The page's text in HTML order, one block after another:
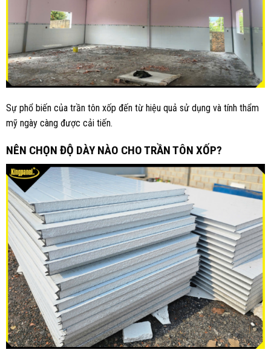
Sự phổ biến của trần tôn xốp đến từ hiệu quả sử dụng và tính thẩm
mỹ ngày càng được cải tiến.
NÊN CHỌN ĐỘ DÀY NÀO CHO TRẦN TÔN XỐP?